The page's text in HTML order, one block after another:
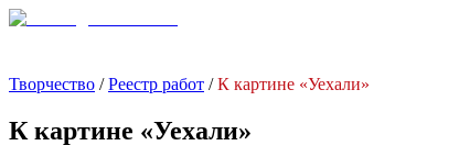
Творчество /Реестр работ /К картине «Уехали»
К картине «Уехали»